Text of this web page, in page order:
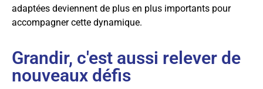
adaptées deviennent de plus en plus importants pour
accompagner cette dynamique.
Grandir, c'est aussi relever de
nouveaux défis